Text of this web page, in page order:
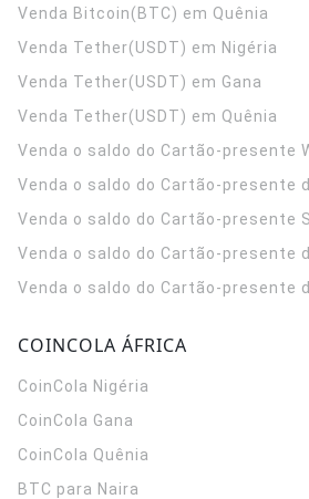
Venda Bitcoin(BTC) em Quênia
Venda Tether(USDT) em Nigéria
Venda Tether(USDT) em Gana
Venda Tether(USDT) em Quênia
Venda o saldo do Cartão-presente
Venda o saldo do Cartão-presente
Venda o saldo do Cartão-presente
Venda o saldo do Cartão-presente
Venda o saldo do Cartão-presente
COINCOLA ÁFRICA
CoinCola Nigéria
CoinCola Gana
CoinCola Quênia
BTC para Naira